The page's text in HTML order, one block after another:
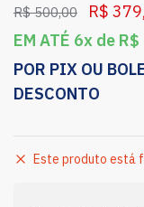
R$500,00 R$
EM ATÉ 6x de R$
POR PIX OU
DESCONTO
Este produto está